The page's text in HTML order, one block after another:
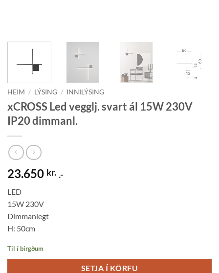
HEIM / LÝSING / INNILÝSING
xCROSS Led vegglj. svart ál 15W 230V
IP20 dimmanl.
23.650 kr. .-
LED
15W 230V
Dimmanlegt
H: 50cm
Til í birgðum
SETJA Í KÖRFU